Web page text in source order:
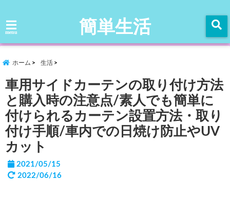
menu 簡単生活
ホーム 生活
車用サイドカーテンの取り付け方法
と購入時の注意点/素人でも簡単に
付けられるカーテン設置方法・取り
付け手順/車内での日焼け防止やUV
カット
2021/05/15
2022/06/16